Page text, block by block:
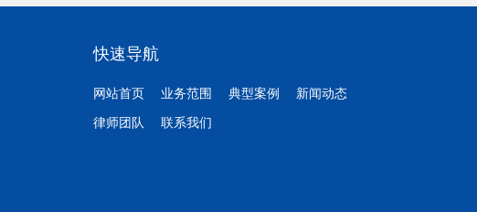
快速导航
网站首页 业务范围 典型案例
新闻动态
律师团队
联系我们